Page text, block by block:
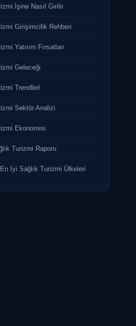
İşine Nasıl Girilir
Girişimcilik Rehberi
Yatırım Fırsatları
Geleceği
Trendleri
Sektör Analizi
Ekonomisi
Turizmi Raporu
En İyi Sağlık Turizmi Ülkeleri